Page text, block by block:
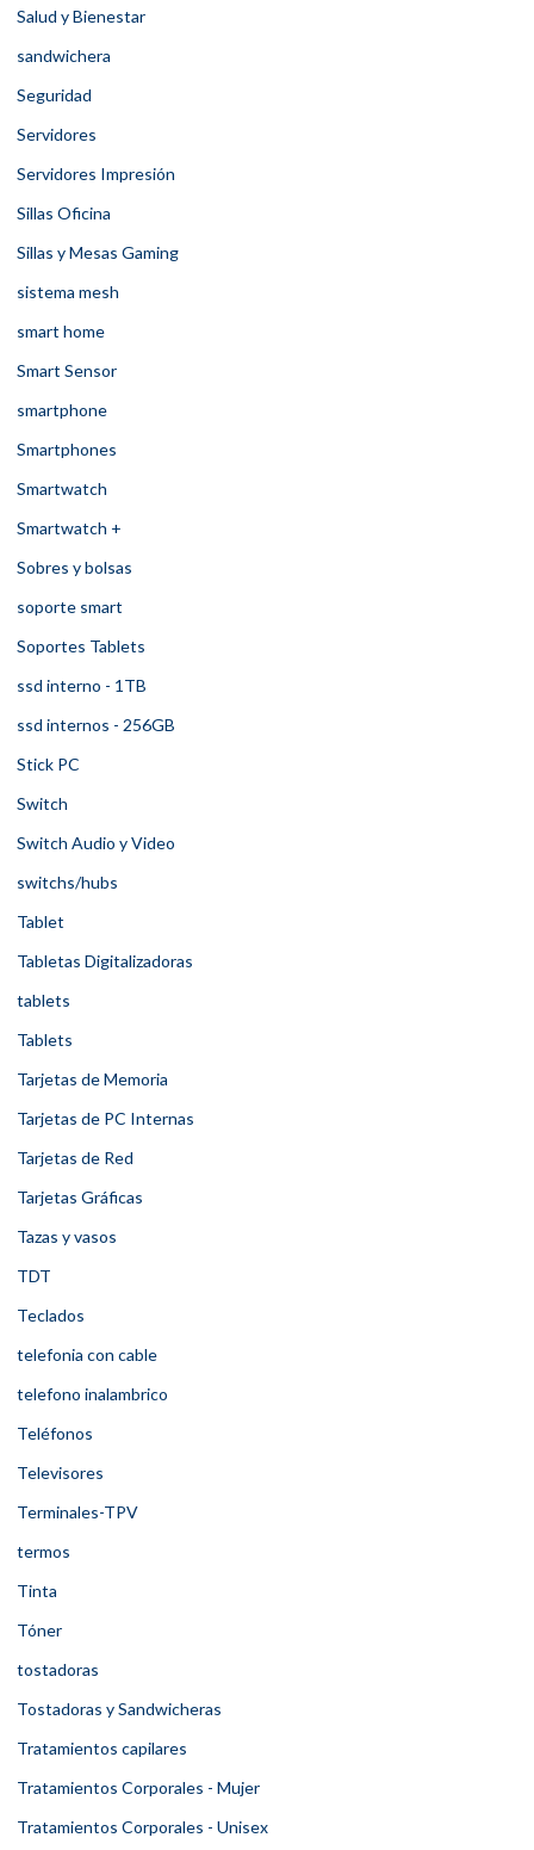
Salud y Bienestar
sandwichera
Seguridad
Servidores
Servidores Impresión
Sillas Oficina
Sillas y Mesas Gaming
sistema mesh
smart home
Smart Sensor
smartphone
Smartphones
Smartwatch
Smartwatch +
Sobres y bolsas
soporte smart
Soportes Tablets
ssd interno - 1TB
ssd internos - 256GB
Stick PC
Switch
Switch Audio y Video
switchs/hubs
Tablet
Tabletas Digitalizadoras
tablets
Tablets
Tarjetas de Memoria
Tarjetas de PC Internas
Tarjetas de Red
Tarjetas Gráficas
Tazas y vasos
TDT
Teclados
telefonia con cable
telefono inalambrico
Teléfonos
Televisores
Terminales-TPV
termos
Tinta
Tóner
tostadoras
Tostadoras y Sandwicheras
Tratamientos capilares
Tratamientos Corporales - Mujer
Tratamientos Corporales - Unisex